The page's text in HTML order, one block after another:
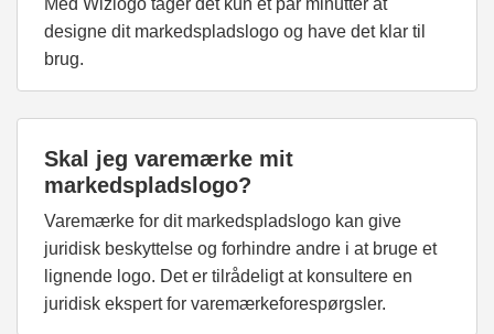
Med Wizlogo tager det kun et par minutter at
designe dit markedspladslogo og have det klar til
brug.
Skal jeg varemærke mit
markedspladslogo?
Varemærke for dit markedspladslogo kan give
juridisk beskyttelse og forhindre andre i at bruge et
lignende logo. Det er tilrådeligt at konsultere en
juridisk ekspert for varemærkeforespørgsler.